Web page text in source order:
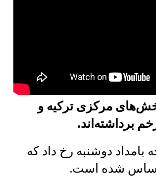
در بخش‌های مرکزی ترکیه و
برداشته‌اند.
دوشنبه رخ داد که
احساس شده است.